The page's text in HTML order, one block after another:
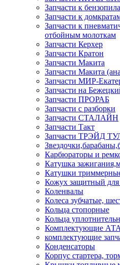
Запчасти к
Запчасти к
Запчасти к
отбойным молоткам
Запчасти Керхер
Запчасти Кратон
Запчасти Макита
Запчасти Макита
Запчасти МИР-
Запчасти на
Запчасти ПРОРАБ
Запчасти с разборки
Запчасти СТАЛАЙН
Запчасти Такт
Запчасти ТРЭЙД
Карбюраторы и
Катушка
Катушки
Кожух защитный
Коленвалы
Колеса зубчатые,
Кольца стопорные
Кольца
Комплектующие
комплектующие
Конденсаторы
Корпус стартера,